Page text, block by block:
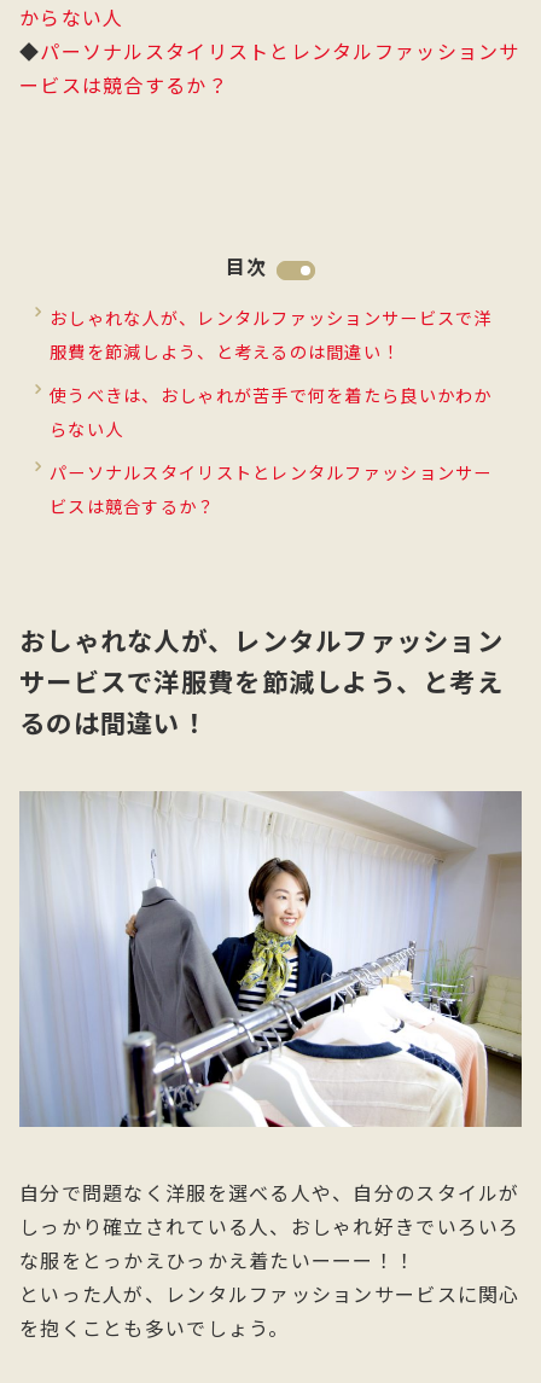
からない人
◆パーソナルスタイリストとレンタルファッションサ
ービスは競合するか？
目次
おしゃれな人が、レンタルファッションサービスで洋
服費を節減しよう、と考えるのは間違い！
使うべきは、おしゃれが苦手で何を着たら良いかわか
らない人
パーソナルスタイリストとレンタルファッションサー
ビスは競合するか？
おしゃれな人が、レンタルファッション
サービスで洋服費を節減しよう、と考え
るのは間違い！
自分で問題なく洋服を選べる人や、自分のスタイルが
しっかり確立されている人、おしゃれ好きでいろいろ
な服をとっかえひっかえ着たいーーー！！
といった人が、レンタルファッションサービスに関心
を抱くことも多いでしょう。